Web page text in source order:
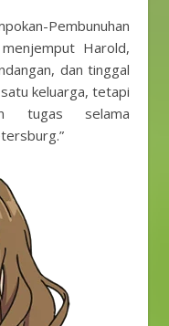
Pembunuhan
Harold,
dan tinggal
keluarga, tetapi
tugas selama